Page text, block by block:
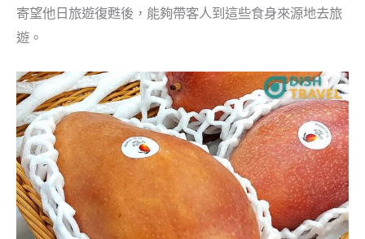
寄望他日旅遊復甦後，能夠帶客人到這些食身來源地去旅
遊。